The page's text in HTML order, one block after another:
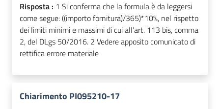
Risposta : 1 Si conferma che la formula è da leggersi
come segue: ((importo fornitura)/365)*10%, nel rispetto
dei limiti minimi e massimi di cui all’art. 113 bis, comma
2, del DLgs 50/2016. 2 Vedere apposito comunicato di
rettifica errore materiale
Chiarimento PI095210-17